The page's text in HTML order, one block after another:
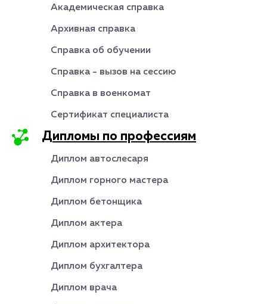
Академическая справка
Архивная справка
Справка об обучении
Справка - вызов на сессию
Справка в военкомат
Сертификат специалиста
Дипломы по профессиям
Диплом автослесаря
Диплом горного мастера
Диплом бетонщика
Диплом актера
Диплом архитектора
Диплом бухгалтера
Диплом врача